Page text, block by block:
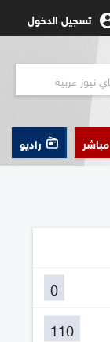
تسجيل الدخول
مباشر راديو
0
110